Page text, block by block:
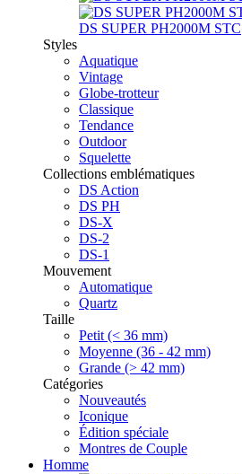
DS SUPER PH2000M STC
Styles
Aquatique
Vintage
Globe-trotteur
Classique
Tendance
Outdoor
Squelette
Collections emblématiques
DS Action
DS PH
DS-X
DS-2
DS-1
Mouvement
Automatique
Quartz
Taille
Petit (< 36 mm)
Moyenne (36 - 42 mm)
Grande (> 42 mm)
Catégories
Nouveautés
Iconique
Édition spéciale
Montres de Couple
Homme